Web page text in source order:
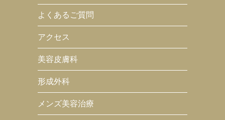
よくあるご質問
アクセス
美容皮膚科
形成外科
メンズ美容治療